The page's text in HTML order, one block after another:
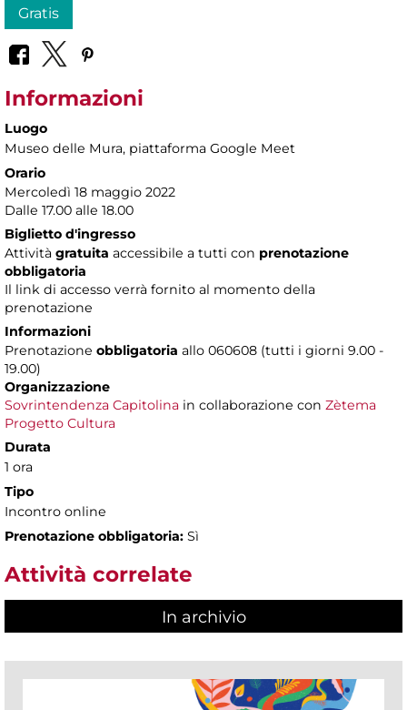
Gratis
Informazioni
Luogo
Museo delle Mura, piattaforma Google Meet
Orario
Mercoledì 18 maggio 2022
Dalle 17.00 alle 18.00
Biglietto d'ingresso
Attività gratuita accessibile a tutti con prenotazione
obbligatoria
Il link di accesso verrà fornito al momento della
prenotazione
Informazioni
Prenotazione obbligatoria allo 060608 (tutti i giorni 9.00 -
19.00)
Organizzazione
Sovrintendenza Capitolina in collaborazione con Zètema
Progetto Cultura
Durata
1 ora
Tipo
Incontro online
Prenotazione obbligatoria: Sì
Attività correlate
In archivio